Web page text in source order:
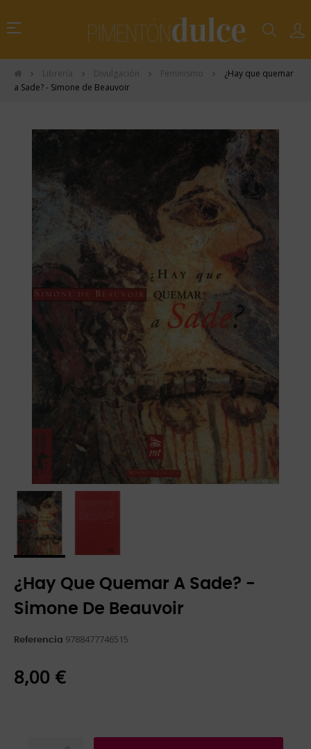
Navegación
palanca
☰
Librería Divulgación Feminismo
¿Hay que quemar
a Sade? - Simone de Beauvoir
¿Hay Que Quemar A Sade? -
Simone De Beauvoir
Referencia 9788477746515
8,00 €